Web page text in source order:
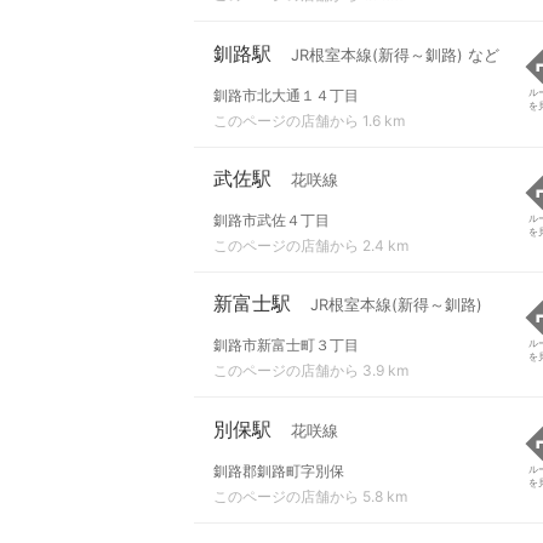
釧路駅 JR根室本線(新得～釧路) など
釧路市北大通１４丁目
このページの店舗から 1.6 km
ル
を
武佐駅 花咲線
釧路市武佐４丁目
このページの店舗から 2.4 km
ル
を
新富士駅 JR根室本線(新得～釧路)
釧路市新富士町３丁目
このページの店舗から 3.9 km
ル
を
別保駅 花咲線
釧路郡釧路町字別保
このページの店舗から 5.8 km
ル
を